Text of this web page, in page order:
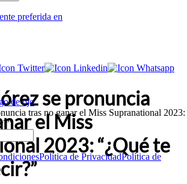
tras no ganar el Miss Supranational 2023:
Política de PrivacidadPolítica de
preferida en
se pronuncia
el Miss
2023: “¿Qué te